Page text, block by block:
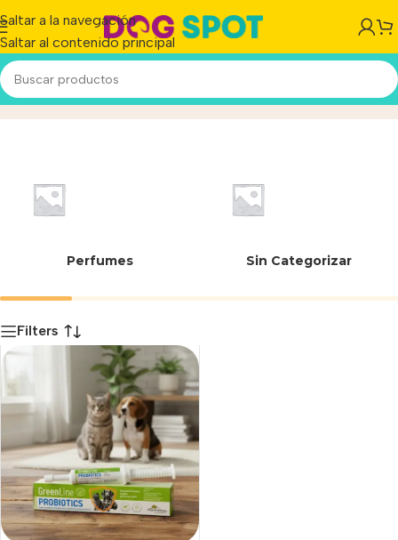
Saltar a la navegación
Saltar al contenido principal
Green LineInicio/Producto
Perfumes Sin Categorizar
Filters